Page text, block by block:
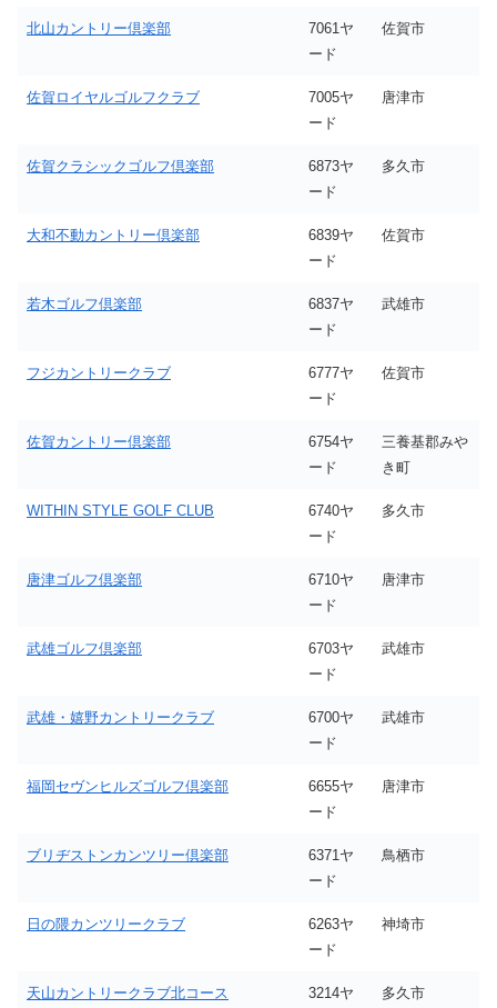
北山カントリー倶楽部
7061ヤ
ード
佐賀市
佐賀ロイヤルゴルフクラブ
7005ヤ
ード
唐津市
佐賀クラシックゴルフ倶楽部
6873ヤ
ード
多久市
大和不動カントリー倶楽部
6839ヤ
ード
佐賀市
若木ゴルフ倶楽部
6837ヤ
ード
武雄市
フジカントリークラブ
6777ヤ
ード
佐賀市
佐賀カントリー倶楽部
6754ヤ
ード
三養基郡みや
き町
WITHIN STYLE GOLF CLUB
6740ヤ
ード
多久市
唐津ゴルフ倶楽部
6710ヤ
ード
唐津市
武雄ゴルフ倶楽部
6703ヤ
ード
武雄市
武雄・嬉野カントリークラブ
6700ヤ
ード
武雄市
福岡セヴンヒルズゴルフ倶楽部
6655ヤ
ード
唐津市
ブリヂストンカンツリー倶楽部
6371ヤ
ード
鳥栖市
日の隈カンツリークラブ
6263ヤ
ード
神埼市
天山カントリークラブ北コース
3214ヤ
多久市